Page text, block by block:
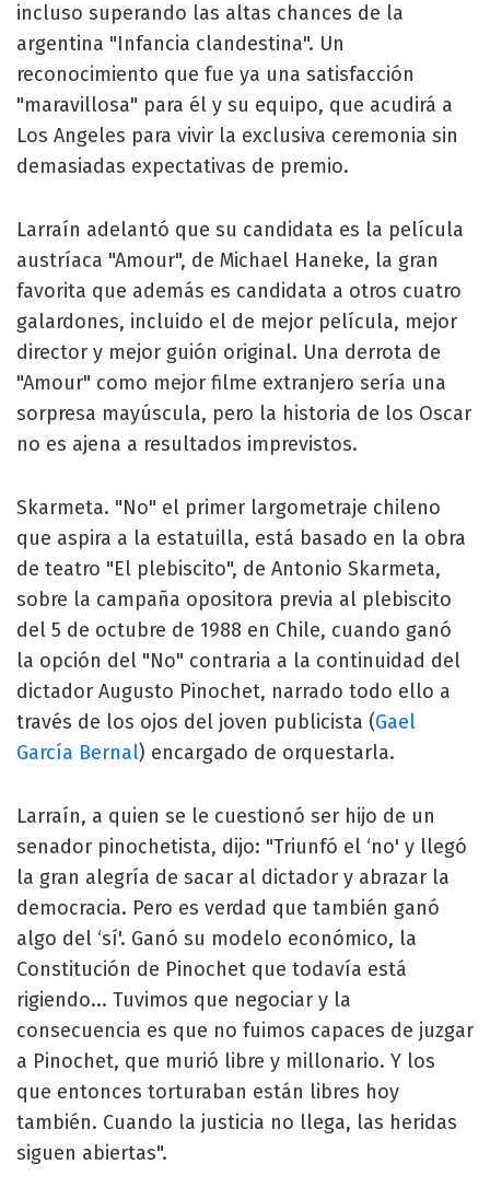
incluso superando las altas chances de la
argentina "Infancia clandestina". Un
reconocimiento que fue ya una satisfacción
"maravillosa" para él y su equipo, que acudirá a
Los Angeles para vivir la exclusiva ceremonia sin
demasiadas expectativas de premio.
Larraín adelantó que su candidata es la película
austríaca "Amour", de Michael Haneke, la gran
favorita que además es candidata a otros cuatro
galardones, incluido el de mejor película, mejor
director y mejor guión original. Una derrota de
"Amour" como mejor filme extranjero sería una
sorpresa mayúscula, pero la historia de los Oscar
no es ajena a resultados imprevistos.
Skarmeta. "No" el primer largometraje chileno
que aspira a la estatuilla, está basado en la obra
de teatro "El plebiscito", de Antonio Skarmeta,
sobre la campaña opositora previa al plebiscito
del 5 de octubre de 1988 en Chile, cuando ganó
la opción del "No" contraria a la continuidad del
dictador Augusto Pinochet, narrado todo ello a
través de los ojos del joven publicista (Gael
García Bernal) encargado de orquestarla.
Larraín, a quien se le cuestionó ser hijo de un
senador pinochetista, dijo: "Triunfó el ‘no' y llegó
la gran alegría de sacar al dictador y abrazar la
democracia. Pero es verdad que también ganó
algo del ‘sí'. Ganó su modelo económico, la
Constitución de Pinochet que todavía está
rigiendo... Tuvimos que negociar y la
consecuencia es que no fuimos capaces de juzgar
a Pinochet, que murió libre y millonario. Y los
que entonces torturaban están libres hoy
también. Cuando la justicia no llega, las heridas
siguen abiertas".